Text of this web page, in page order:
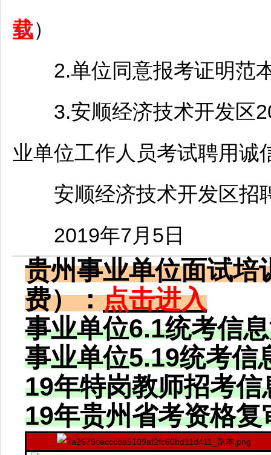
载）
2.单位同意报考证明范
3.安顺经济技术开发区
业单位工作人员考试聘用诚
安顺经济技术开发区招
2019年7月5日
贵州事业单位面试培
费）：点击进入
事业单位6.1统考信
事业单位5.19统考信
19年特岗教师招考信
19年贵州省考资格复